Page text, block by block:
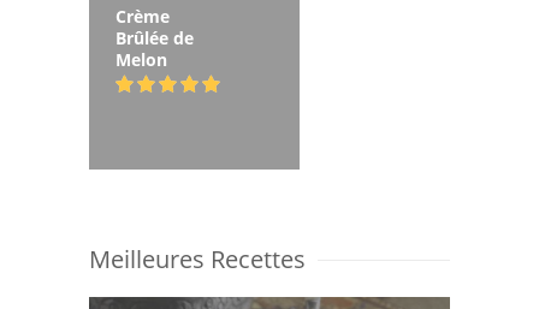
Crème
Brûlée de
Melon
Meilleures Recettes